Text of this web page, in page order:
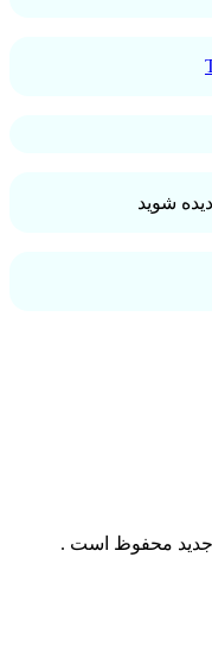
شوید
جدید محفوظ است .